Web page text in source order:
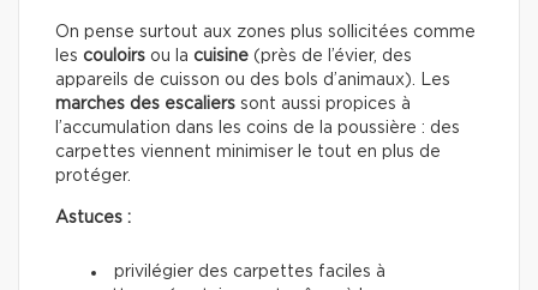
On pense surtout aux zones plus sollicitées comme
les couloirs ou la cuisine (près de l’évier, des
appareils de cuisson ou des bols d’animaux). Les
marches des escaliers sont aussi propices à
l’accumulation dans les coins de la poussière : des
carpettes viennent minimiser le tout en plus de
protéger.
Astuces :
privilégier des carpettes faciles à